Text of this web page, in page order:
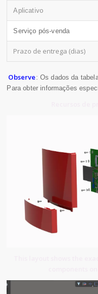
Aplicativo
Serviço pós-venda
Prazo de entrega (dias)
Observe : Os dados da
Para obter informações